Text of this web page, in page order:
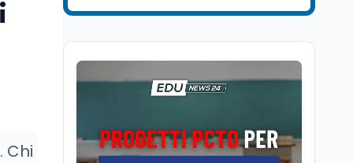
Chi
Maestrone: addio a
La ministra Calderone
piattaforma, in
collaborazione con